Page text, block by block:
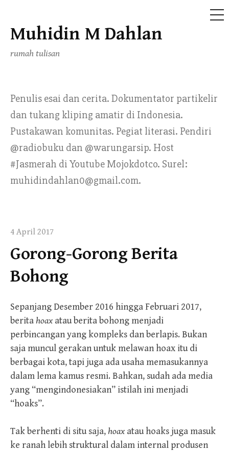
Skip
content
Muhidin M Dahlan
rumah tulisan
Penulis esai dan cerita. Dokumentator partikelir
dan tukang kliping amatir di Indonesia.
Pustakawan komunitas. Pegiat literasi. Pendiri
@radiobuku dan @warungarsip. Host
#Jasmerah di Youtube Mojokdotco. Surel:
muhidindahlan0@gmail.com.
4 April 2017
Gorong-Gorong Berita
Bohong
Sepanjang Desember 2016 hingga Februari 2017,
beritahoax atau berita bohong menjadi
perbincangan yang kompleks dan berlapis. Bukan
saja muncul gerakan untuk melawan hoax itu di
berbagai kota, tapi juga ada usaha memasukannya
dalam lema kamus resmi. Bahkan, sudah ada media
yang “mengindonesiakan” istilah ini menjadi
“hoaks”.
Tak berhenti di situ saja,hoax atau hoaks juga masuk
ke ranah lebih struktural dalam internal produsen